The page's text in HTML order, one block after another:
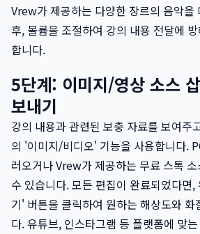
Vrew가 제공하는 다양한 장르의 음악을
후, 볼륨을 조절하여 강의 내용 전달에
합니다.
5단계: 이미지/영상 소스
보내기
강의 내용과 관련된 보충 자료를 보여주
의 '이미지/비디오' 기능을 사용합니다.
러오거나 Vrew가 제공하는 무료 스톡
수 있습니다. 모든 편집이 완료되었다면
기' 버튼을 클릭하여 원하는 해상도와 화
다. 유튜브, 인스타그램 등 플랫폼에 맞